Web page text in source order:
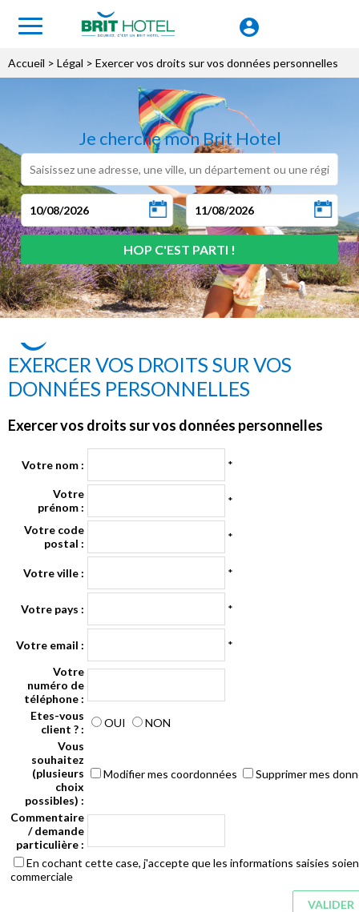
Accueil > Légal > Exercer vos droits sur vos données personnelles
Je cherche mon Brit Hotel
EXERCER VOS DROITS SUR VOS
DONNÉES PERSONNELLES
Exercer vos droits sur vos données personnelles
Votre nom : *
Votre
prénom :
*
Votre code
postal :
*
Votre ville : *
Votre pays : *
Votre email :
*
Votre
numéro de
téléphone :
Etes-vous
client ? :
OUI
NON
Vous
souhaitez
(plusieurs
choix
possibles) :
Modifier mes coordonnées Supprimer mes
Commentaire
/ demande
particulière :
En cochant cette case, j'accepte que les informations saisies
commerciale